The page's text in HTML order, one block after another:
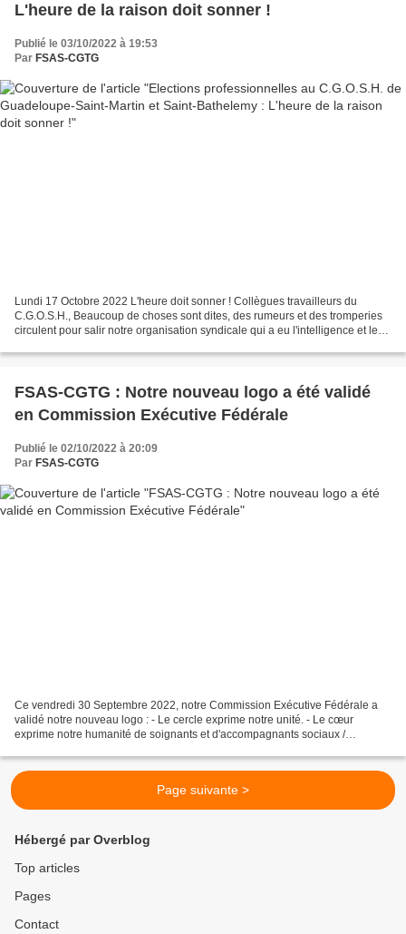
L'heure de la raison doit sonner !
Publié le 03/10/2022 à 19:53
Par FSAS-CGTG
Lundi 17 Octobre 2022 L'heure doit sonner ! Collègues travailleurs du
C.G.O.S.H., Beaucoup de choses sont dites, des rumeurs et des tromperies
circulent pour salir notre organisation syndicale qui a eu l'intelligence et le
FSAS-CGTG : Notre nouveau logo a été validé
en Commission Exécutive Fédérale
Publié le 02/10/2022 à 20:09
Par FSAS-CGTG
Ce vendredi 30 Septembre 2022, notre Commission Exécutive Fédérale a
validé notre nouveau logo : - Le cercle exprime notre unité. - Le cœur
exprime notre humanité de soignants et d'accompagnants sociaux /
Page suivante >
Hébergé par Overblog
Top articles
Pages
Contact